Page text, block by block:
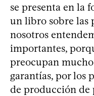
se presenta en la
un libro sobre las
nosotros
importantes,
preocupan
garantías, por los
de producción de